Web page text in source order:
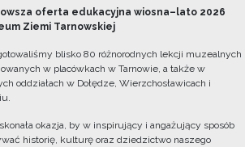
oferta edukacyjna wiosna–lato 2026
Ziemi Tarnowskiej
blisko 80 różnorodnych lekcji muzealnych
w placówkach w Tarnowie, a także w
oddziałach w Dołędze, Wierzchosławicach i
okazja, by w inspirujący i angażujący sposób
historię, kulturę oraz dziedzictwo naszego